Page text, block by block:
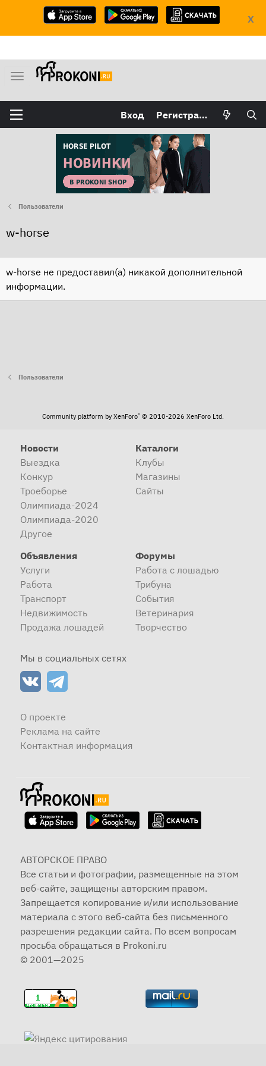
X
М
н
ю
Вход Регистрация
Пользователи
w-horse
w-horse не предоставил(а) никакой дополнительной
информации.
Пользователи
Community platform by XenForo® © 2010-2026 XenForo Ltd.
Новости
Выездка
Конкур
Троеборье
Олимпиада-2024
Олимпиада-2020
Другое
Каталоги
Клубы
Магазины
Сайты
Объявления
Услуги
Работа
Транспорт
Недвижимость
Продажа лошадей
Форумы
Работа с лошадью
Трибуна
События
Ветеринария
Творчество
Мы в социальных сетях
О проекте
Реклама на сайте
Контактная информация
АВТОРСКОЕ ПРАВО
Все статьи и фотографии, размещенные на этом
веб-сайте, защищены авторским правом.
Запрещается копирование и/или использование
материала с этого веб-сайта без письменного
разрешения редакции сайта. По всем вопросам
просьба обращаться в Prokoni.ru
© 2001—2025